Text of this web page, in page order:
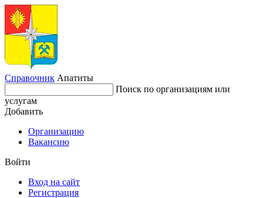
Справочник Апатиты
Поиск по организациям или
услугам
Добавить
Организацию
Вакансию
Войти
Вход на сайт
Регистрация